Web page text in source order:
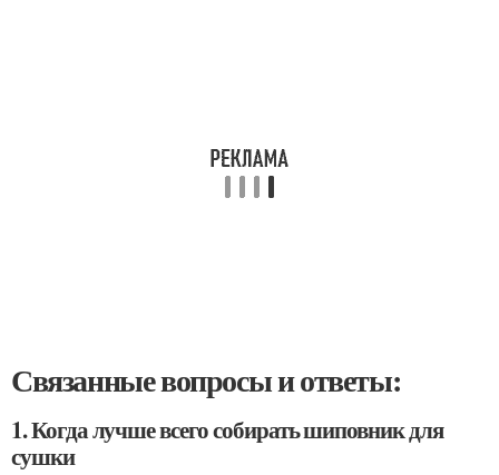
Связанные вопросы и ответы:
1. Когда лучше всего собирать шиповник для
сушки